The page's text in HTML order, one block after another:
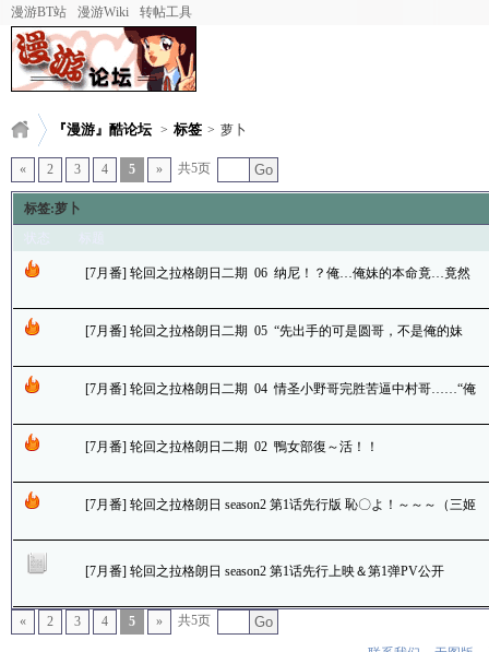
漫游BT站 漫游Wiki 转帖工具
『漫游』酷论坛 > 标签 > 萝卜
« 2 3 4 5 » 共5页 Go
标签:萝卜
[7月番] 轮回之拉格朗日二期 06 纳尼！？俺…俺妹的本命竟…竟然
[7月番] 轮回之拉格朗日二期 05 “先出手的可是圆哥，不是俺的妹
[7月番] 轮回之拉格朗日二期 04 情圣小野哥完胜苦逼中村哥……“俺
[7月番] 轮回之拉格朗日二期 02 鴨女部復～活！！
[7月番] 轮回之拉格朗日 season2 第1话先行版 恥〇よ！～～～（三姬
[7月番] 轮回之拉格朗日 season2 第1话先行上映＆第1弹PV公开
« 2 3 4 5 » 共5页 Go